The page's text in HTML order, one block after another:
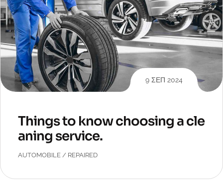
9 ΣΕΠ 2024
Things to know choosing a cle
aning service.
AUTOMOBILE / REPAIRED